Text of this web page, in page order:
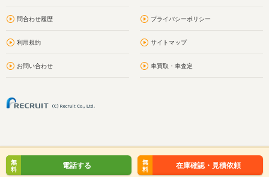
問合わせ履歴 プライバシーポリシー
利用規約 サイトマップ
お問い合わせ 車買取・車査定
無
料
電話する
無
料
在庫確認・見積依頼